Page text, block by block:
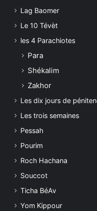
Lag Baomer
Le 10 Tévèt
les 4 Parachiotes
Para
Shékalim
Zakhor
Les dix jours de
Les trois semaines
Pessah
Pourim
Roch Hachana
Souccot
Ticha BéAv
Yom Kippour